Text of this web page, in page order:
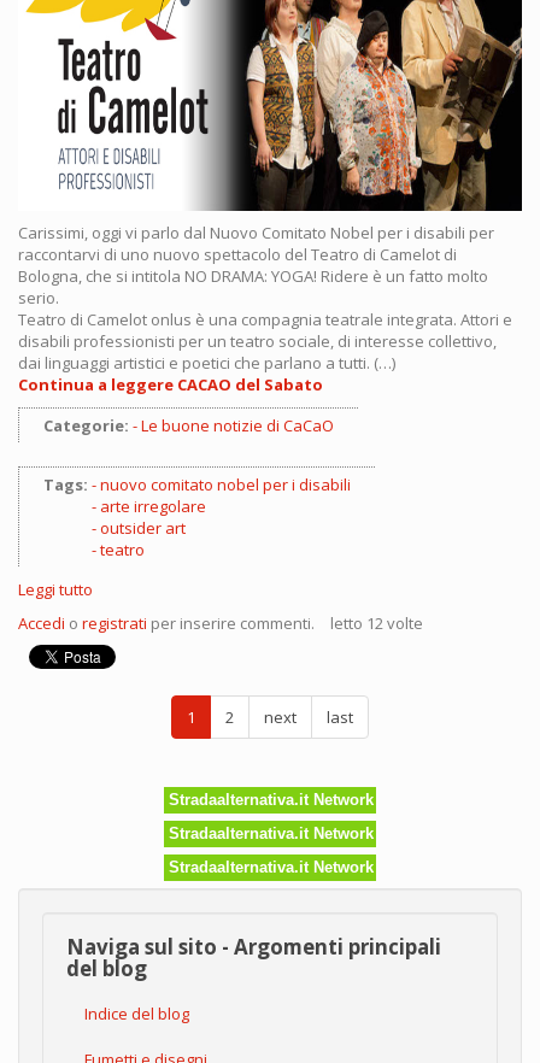
Carissimi, oggi vi parlo dal Nuovo Comitato Nobel per i disabili per
raccontarvi di uno nuovo spettacolo del Teatro di Camelot di
Bologna, che si intitola NO DRAMA: YOGA! Ridere è un fatto molto
serio.
Teatro di Camelot onlus è una compagnia teatrale integrata. Attori e
disabili professionisti per un teatro sociale, di interesse collettivo,
dai linguaggi artistici e poetici che parlano a tutti. (…)
Continua a leggere CACAO del Sabato
Categorie:
Le buone notizie di CaCaO
Tags:
nuovo comitato nobel per i disabili
arte irregolare
outsider art
teatro
Leggi tutto
Teatro
di
Camelot
Accedi o registrati per inserire commenti. letto 12 volte
1 2 next last
Stradaalternativa.it Network
Stradaalternativa.it Network
Stradaalternativa.it Network
Naviga sul sito - Argomenti principali
del blog
Indice del blog